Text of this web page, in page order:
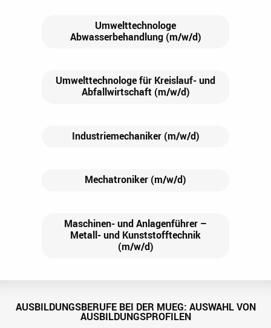
Umwelttechnologe
Abwasserbehandlung (m/w/d)
Umwelttechnologe für Kreislauf- und
Abfallwirtschaft (m/w/d)
Industriemechaniker (m/w/d)
Mechatroniker (m/w/d)
Maschinen- und Anlagenführer –
Metall- und Kunststofftechnik
(m/w/d)
AUSBILDUNGSBERUFE BEI DER MUEG: AUSWAHL VON
AUSBILDUNGSPROFILEN